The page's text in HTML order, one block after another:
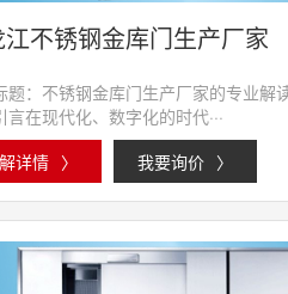
不锈钢金库门生产厂家
题：不锈钢金库门生产厂家的专业解
言在现代化、数字化的时代···
详情 〉 我要询价 〉